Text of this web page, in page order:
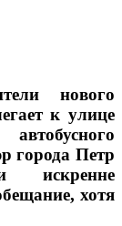
нового
к улице
города Петр
искренне
хотя